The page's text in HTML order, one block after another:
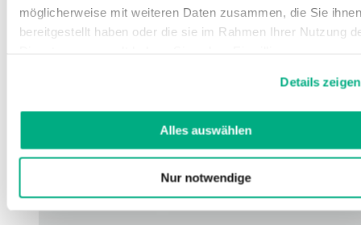
möglicherweise mit weiteren Daten zusammen, die Sie ihnen
bereitgestellt haben oder die sie im Rahmen Ihrer Nutzung
unsererDatenschutzerklärungundImpressum.
Details zeigen
Alles auswählen
Nur notwendige